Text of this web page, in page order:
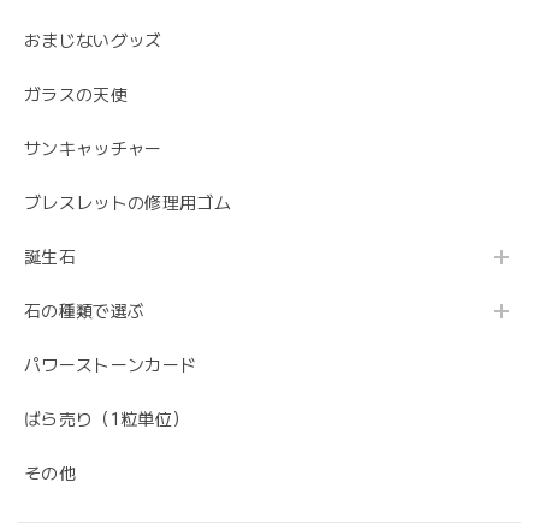
おまじないグッズ
ガラスの天使
サンキャッチャー
ブレスレットの修理用ゴム
誕生石
石の種類で選ぶ
パワーストーンカード
ばら売り（1粒単位）
その他